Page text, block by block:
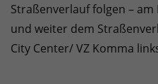
Straßenverlauf folgen –
und weiter dem
City Center/ VZ Komma